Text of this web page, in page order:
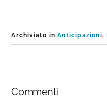
Archiviato in:Anticipazioni,
del
Commenti